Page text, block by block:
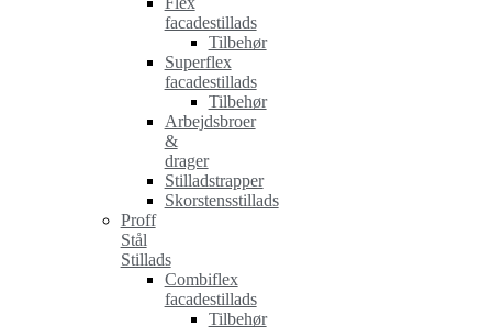
facadestillads
Tilbehør
Superflex
facadestillads
Tilbehør
Arbejdsbroer
&
drager
Stilladstrapper
Skorstensstillads
Proff
Stål
Stillads
Combiflex
facadestillads
Tilbehør